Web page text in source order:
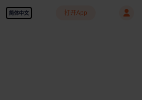
简体中文 打开App